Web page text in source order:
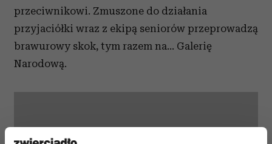
przeciwnikowi. Zmuszone do działania
przyjaciółki wraz z ekipą seniorów przeprowadzą
brawurowy skok, tym razem na… Galerię
Narodową.